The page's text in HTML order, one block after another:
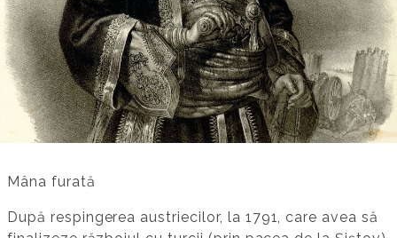
Mâna furată
După respingerea austriecilor, la 1791, care avea să